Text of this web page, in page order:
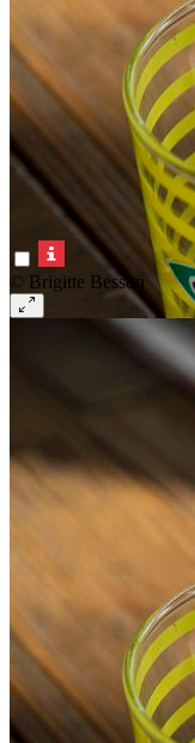
© Brigitte Besson